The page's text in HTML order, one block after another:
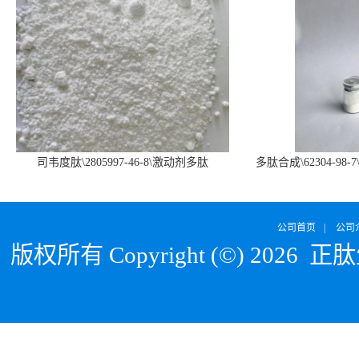
司韦度肽\2805997-46-8\激动剂多肽
多肽合成\62304-98-
公司首页 公司
版权所有 Copyright (©) 2026 正